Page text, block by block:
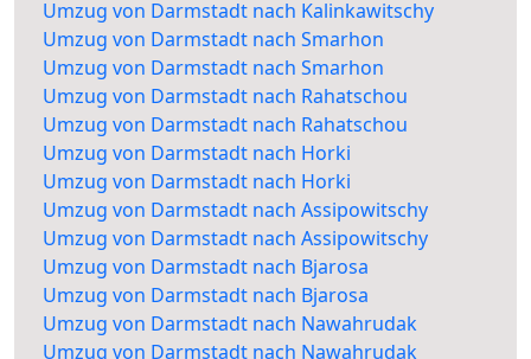
Umzug von Darmstadt nach Kalinkawitschy
Umzug von Darmstadt nach Smarhon
Umzug von Darmstadt nach Smarhon
Umzug von Darmstadt nach Rahatschou
Umzug von Darmstadt nach Rahatschou
Umzug von Darmstadt nach Horki
Umzug von Darmstadt nach Horki
Umzug von Darmstadt nach Assipowitschy
Umzug von Darmstadt nach Assipowitschy
Umzug von Darmstadt nach Bjarosa
Umzug von Darmstadt nach Bjarosa
Umzug von Darmstadt nach Nawahrudak
Umzug von Darmstadt nach Nawahrudak